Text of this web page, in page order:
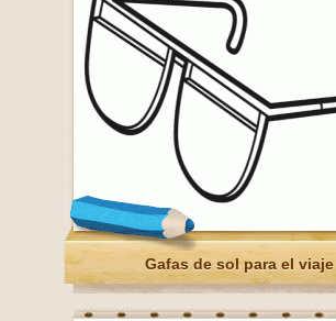
Gafas de sol para el viaje